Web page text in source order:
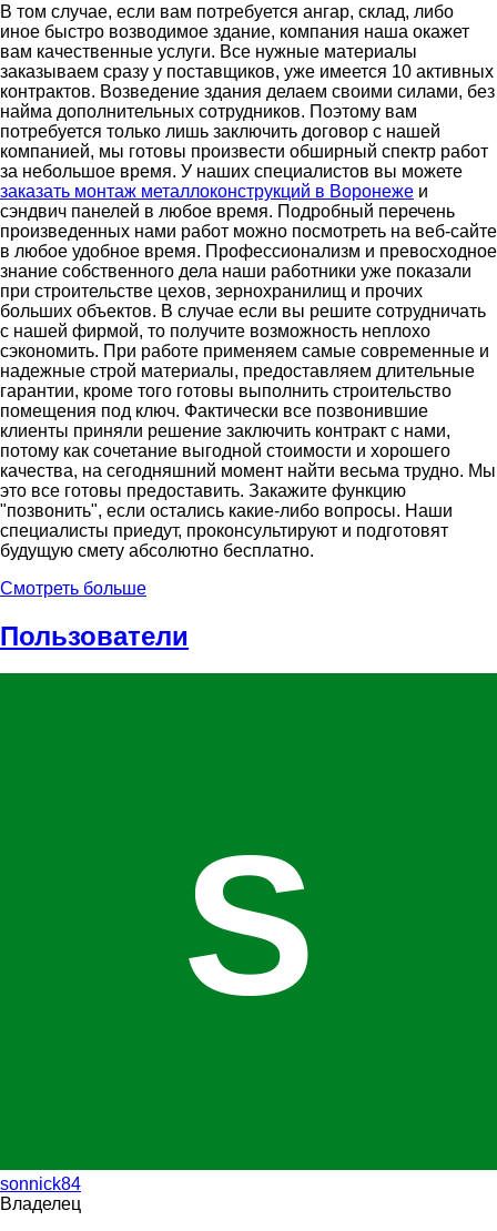
В том случае, если вам потребуется ангар, склад, либо
иное быстро возводимое здание, компания наша окажет
вам качественные услуги. Все нужные материалы
заказываем сразу у поставщиков, уже имеется 10 активных
контрактов. Возведение здания делаем своими силами, без
найма дополнительных сотрудников. Поэтому вам
потребуется только лишь заключить договор с нашей
компанией, мы готовы произвести обширный спектр работ
за небольшое время. У наших специалистов вы можете
заказать монтаж металлоконструкций в Воронеже и
сэндвич панелей в любое время. Подробный перечень
произведенных нами работ можно посмотреть на веб-сайте
в любое удобное время. Профессионализм и превосходное
знание собственного дела наши работники уже показали
при строительстве цехов, зернохранилищ и прочих
больших объектов. В случае если вы решите сотрудничать
с нашей фирмой, то получите возможность неплохо
сэкономить. При работе применяем самые современные и
надежные строй материалы, предоставляем длительные
гарантии, кроме того готовы выполнить строительство
помещения под ключ. Фактически все позвонившие
клиенты приняли решение заключить контракт с нами,
потому как сочетание выгодной стоимости и хорошего
качества, на сегодняшний момент найти весьма трудно. Мы
это все готовы предоставить. Закажите функцию
"позвонить", если остались какие-либо вопросы. Наши
специалисты приедут, проконсультируют и подготовят
будущую смету абсолютно бесплатно.
Смотреть больше
Пользователи
S
sonnick84
Владелец